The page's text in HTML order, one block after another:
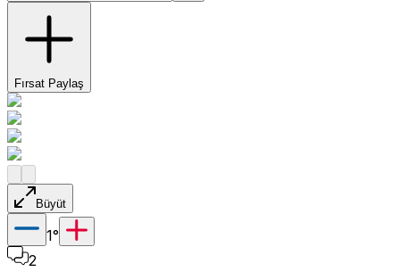
Fırsat Paylaş
Büyüt
1°
2